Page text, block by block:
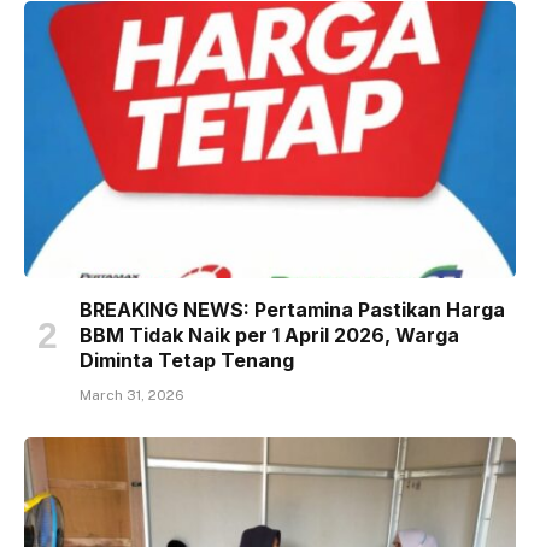
BREAKING NEWS: Pertamina Pastikan Harga
BBM Tidak Naik per 1 April 2026, Warga
Diminta Tetap Tenang
March 31, 2026